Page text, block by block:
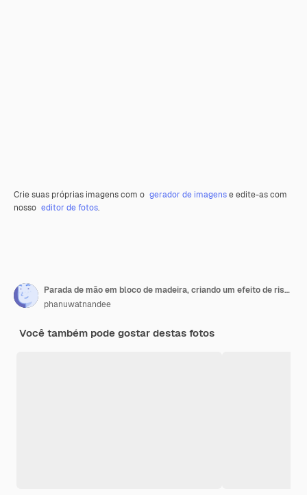
Crie suas próprias imagens com o gerador de imagense edite-as com
nosso editor de fotos.
Parada de mão em bloco de madeira, criando um efeito de risco de dominó
phanuwatnandee
Você também pode gostar destas fotos